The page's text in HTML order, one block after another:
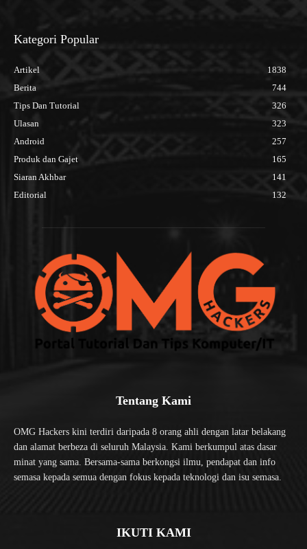
Kategori Popular
Artikel
1838
Berita
744
Tips Dan Tutorial
326
Ulasan
323
Android
257
Produk dan Gajet
165
Siaran Akhbar
141
Editorial
132
Tentang Kami
OMG Hackers kini terdiri daripada 8 orang ahli dengan latar belakang
dan alamat berbeza di seluruh Malaysia. Kami berkumpul atas dasar
minat yang sama. Bersama-sama berkongsi ilmu, pendapat dan info
semasa kepada semua dengan fokus kepada teknologi dan isu semasa.
IKUTI KAMI